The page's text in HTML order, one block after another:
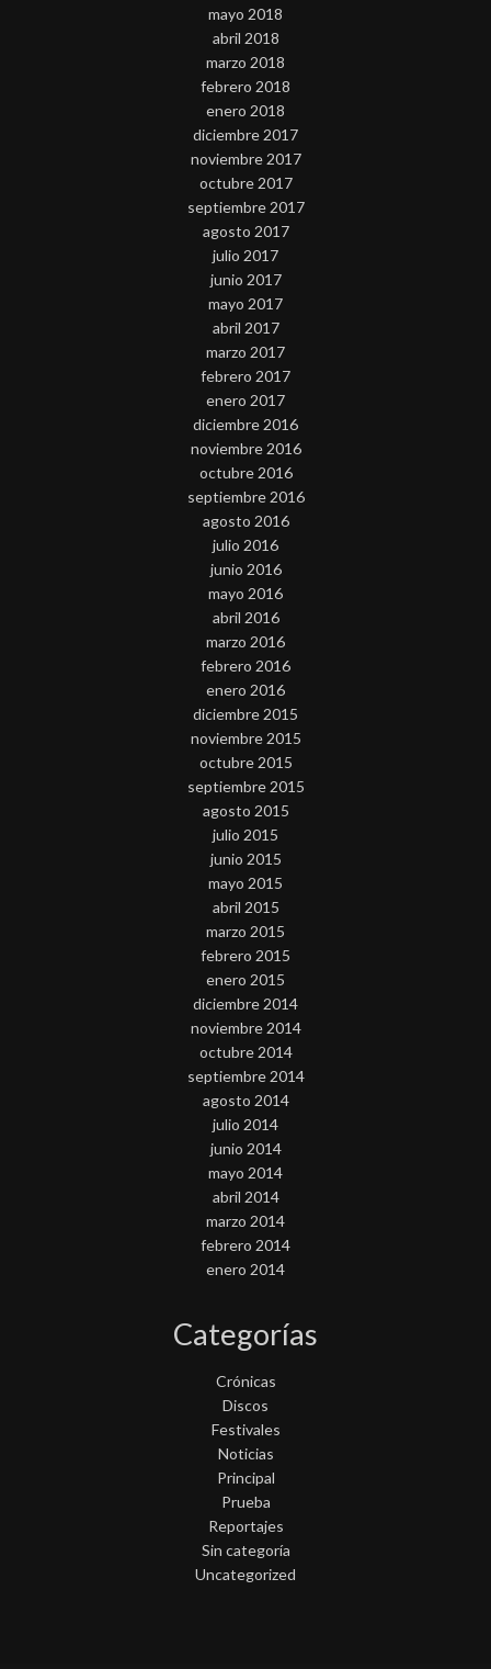
mayo 2018
abril 2018
marzo 2018
febrero 2018
enero 2018
diciembre 2017
noviembre 2017
octubre 2017
septiembre 2017
agosto 2017
julio 2017
junio 2017
mayo 2017
abril 2017
marzo 2017
febrero 2017
enero 2017
diciembre 2016
noviembre 2016
octubre 2016
septiembre 2016
agosto 2016
julio 2016
junio 2016
mayo 2016
abril 2016
marzo 2016
febrero 2016
enero 2016
diciembre 2015
noviembre 2015
octubre 2015
septiembre 2015
agosto 2015
julio 2015
junio 2015
mayo 2015
abril 2015
marzo 2015
febrero 2015
enero 2015
diciembre 2014
noviembre 2014
octubre 2014
septiembre 2014
agosto 2014
julio 2014
junio 2014
mayo 2014
abril 2014
marzo 2014
febrero 2014
enero 2014
Categorías
Crónicas
Discos
Festivales
Noticias
Principal
Prueba
Reportajes
Sin categoría
Uncategorized